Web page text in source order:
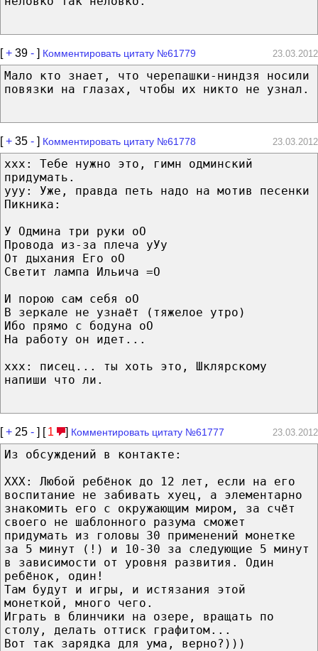
[+ 39 - ] Комментировать цитату №61779 23.03.2012
Мало кто знает, что черепашки-ниндзя носили
повязки на глазах, чтобы их никто не узнал.
[+ 35 - ] Комментировать цитату №61778 23.03.2012
ххх: Тебе нужно это, гимн одминский
придумать.
ууу: Уже, правда петь надо на мотив песенки
Пикника:
У Одмина три руки оО
Провода из-за плеча уУу
От дыхания Его оО
Светит лампа Ильича =О
И порою сам себя оО
В зеркале не узнаёт (тяжелое утро)
Ибо прямо с бодуна оО
На работу он идет...
ххх: писец... ты хоть это, Шклярскому
напиши что ли.
[+ 25 - ] [ 1 ] Комментировать цитату №61777 23.03.2012
Из обсуждений в контакте:
ХХХ: Любой ребёнок до 12 лет, если на его
воспитание не забивать хуец, а элементарно
знакомить его с окружающим миром, за счёт
своего не шаблонного разума сможет
придумать из головы 30 применений монетке
за 5 минут (!) и 10-30 за следующие 5 минут
в зависимости от уровня развития. Один
ребёнок, один!
Там будут и игры, и истязания этой
монеткой, много чего.
Играть в блинчики на озере, вращать по
столу, делать оттиск графитом...
Вот так зарядка для ума, верно?)))